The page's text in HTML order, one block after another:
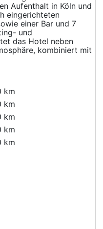
Aufenthalt in Köln und
eingerichteten
einer Bar und 7
und
das Hotel neben
kombiniert mit
km
km
km
km
km